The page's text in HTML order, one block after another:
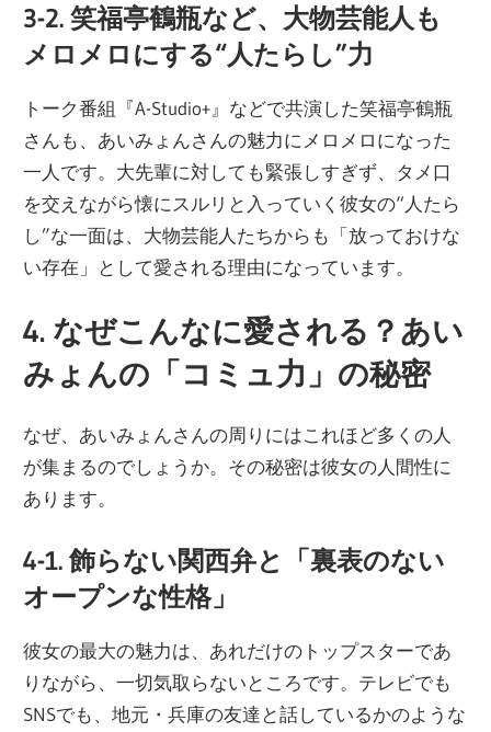
3-2. 笑福亭鶴瓶など、大物芸能人も
メロメロにする“人たらし”力
トーク番組『A-Studio+』などで共演した笑福亭鶴瓶
さんも、あいみょんさんの魅力にメロメロになった
一人です。大先輩に対しても緊張しすぎず、タメ口
を交えながら懐にスルリと入っていく彼女の“人たら
し”な一面は、大物芸能人たちからも「放っておけな
い存在」として愛される理由になっています。
4. なぜこんなに愛される？あい
みょんの「コミュ力」の秘密
なぜ、あいみょんさんの周りにはこれほど多くの人
が集まるのでしょうか。その秘密は彼女の人間性に
あります。
4-1. 飾らない関西弁と「裏表のない
オープンな性格」
彼女の最大の魅力は、あれだけのトップスターであ
りながら、一切気取らないところです。テレビでも
SNSでも、地元・兵庫の友達と話しているかのような